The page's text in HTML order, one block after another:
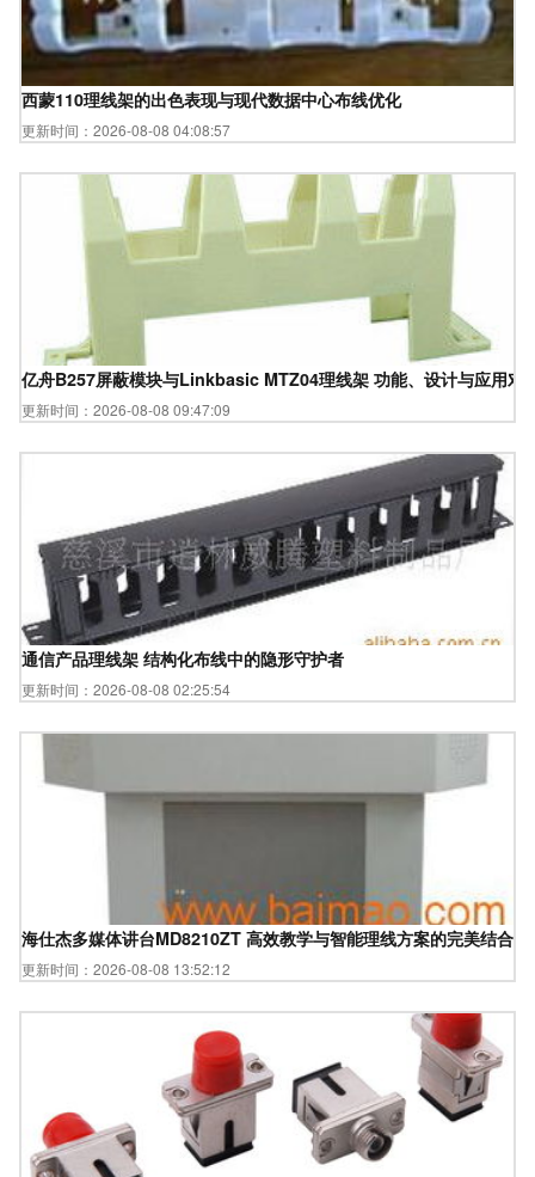
西蒙110理线架的出色表现与现代数据中心布线优化
更新时间：2026-08-08 04:08:57
亿舟B257屏蔽模块与Linkbasic MTZ04理线架 功能、设计与应用对
更新时间：2026-08-08 09:47:09
通信产品理线架 结构化布线中的隐形守护者
更新时间：2026-08-08 02:25:54
海仕杰多媒体讲台MD8210ZT 高效教学与智能理线方案的完美结合
更新时间：2026-08-08 13:52:12